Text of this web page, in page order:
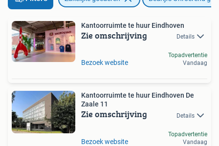
Kantoorruimte te huur Eindhoven
Zie omschrijving Details
Bezoek website
Topadvertentie
Vandaag
Kantoorruimte te huur Eindhoven De
Zaale 11
Zie omschrijving Details
Bezoek website
Topadvertentie
Vandaag